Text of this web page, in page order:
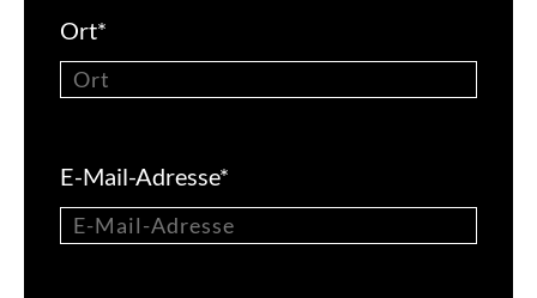
Ort*
E-Mail-Adresse*